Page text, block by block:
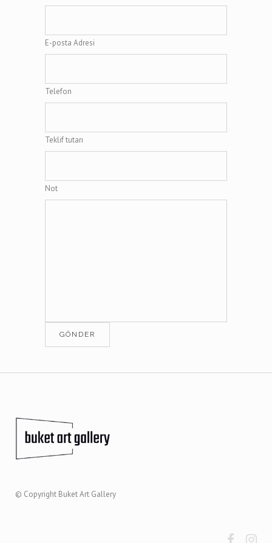
E-posta Adresi
Telefon
Teklif tutarı
Not
© Copyright Buket Art Gallery